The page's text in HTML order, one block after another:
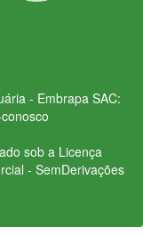
- Embrapa SAC:
sob a Licença
- SemDerivações